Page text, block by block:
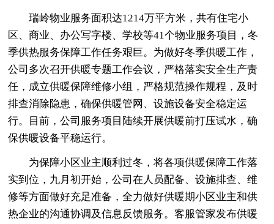
瑞岭物业服务面积达1214万平方米，共有住宅小
区、商业、办公写字楼、学校等41个物业服务项目，冬
季供热服务保障工作任务艰巨。为做好冬季供暖工作，
公司多次召开供暖专题工作会议，严格落实安全生产责
任，成立供暖保障维修小组，严格规范操作规程，及时
排查消除隐患，确保供暖管网、设施设备安全稳定运
行。目前，公司服务项目陆续开展供暖前打压试水，确
保供暖设备平稳运行。
为保障小区业主顺利过冬，将各项供暖保障工作落
实到位，九月初开始，公司在人员配备、设施排查、维
修等方面做好充足准备，全力做好供暖期小区业主和供
热企业的沟通协调及信息反馈服务。客服管家发布供暖